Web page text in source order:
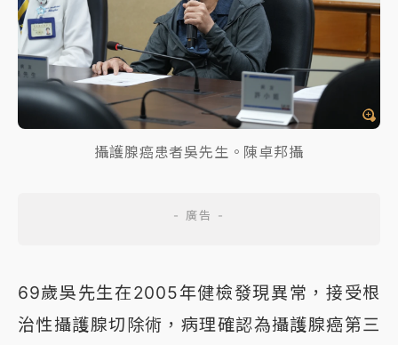
攝護腺癌患者吳先生。陳卓邦攝
69歲吳先生在2005年健檢發現異常，接受根
治性攝護腺切除術，病理確認為攝護腺癌第三